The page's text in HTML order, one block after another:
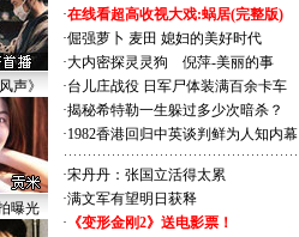
声》
曝光
·在线看超高收视大戏:蜗居(完整版)
·倔强萝卜 麦田 媳妇的美好时代
·大内密探灵灵狗
倪萍-美丽的事
·台儿庄战役 日军尸体装满百余卡车
·揭秘希特勒一生躲过多少次暗杀？
·1982香港回归中英谈判鲜为人知内幕
·宋丹丹：张国立活得太累
·满文军有望明日获释
· 《变形金刚2》送电影票！